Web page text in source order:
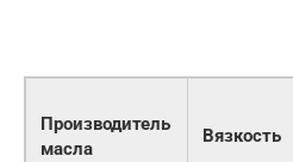
Производитель
масла
Вязкость